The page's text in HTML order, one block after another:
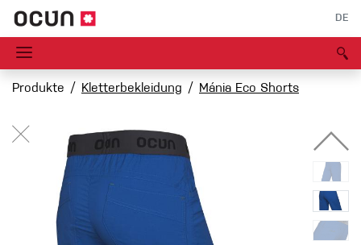
DE
Produkte Kletterbekleidung Mánia Eco Shorts